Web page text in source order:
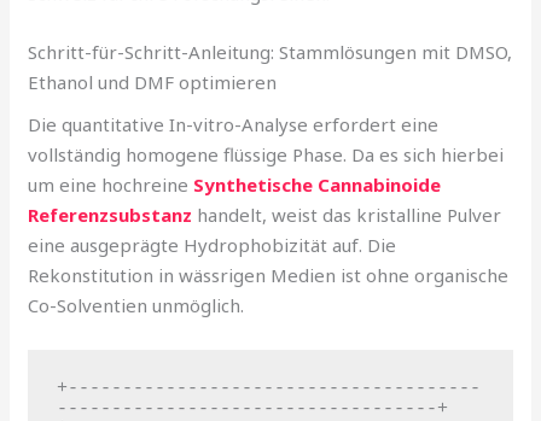
Schritt-für-Schritt-Anleitung: Stammlösungen mit DMSO,
Ethanol und DMF optimieren
Die quantitative In-vitro-Analyse erfordert eine
vollständig homogene flüssige Phase. Da es sich hierbei
um eine hochreine Synthetische Cannabinoide
Referenzsubstanz handelt, weist das kristalline Pulver
eine ausgeprägte Hydrophobizität auf. Die
Rekonstitution in wässrigen Medien ist ohne organische
Co-Solventien unmöglich.
+--------------------------------------
-----------------------------------+